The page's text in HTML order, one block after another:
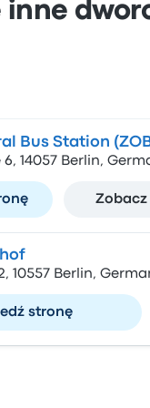
inne
Bus Station
14057 Berlin,
Zobacz
10557 Berlin,
stronę